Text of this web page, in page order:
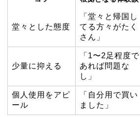
堂々とした態度
「堂々と帰国し
てる方々がたく
さん」
少量に抑える
「1〜2足程度で
あれば問題な
し」
個人使用をアピ
ール
「自分用で買い
ました」